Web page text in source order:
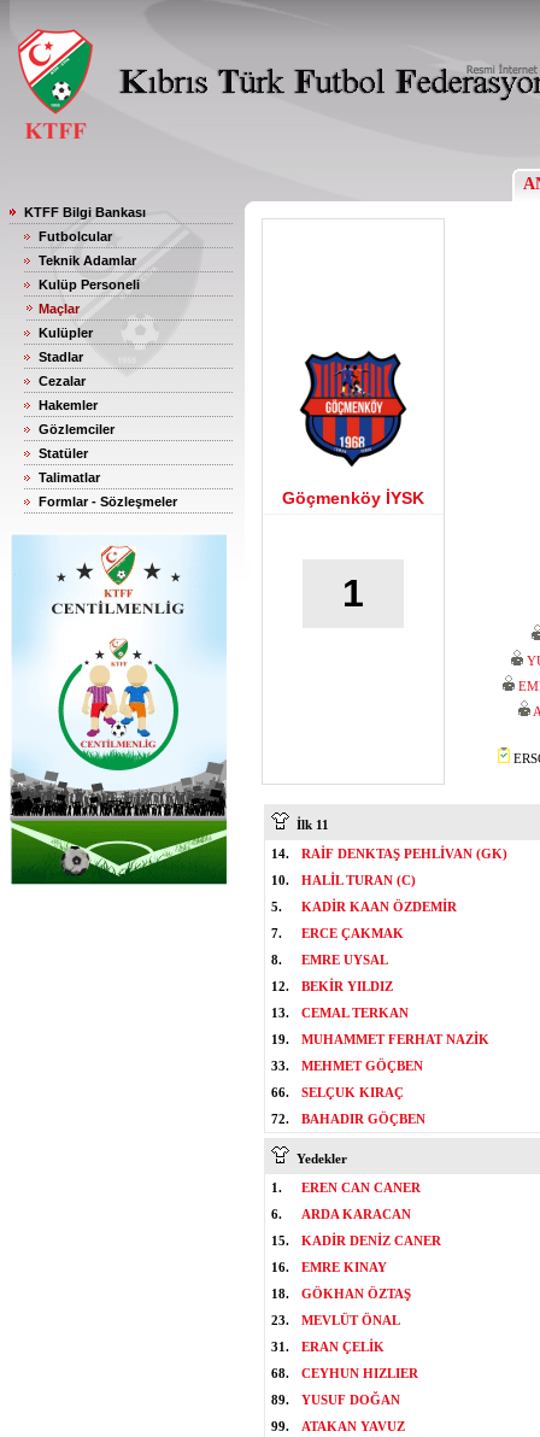
KTFF Bilgi Bankası
Futbolcular
Teknik Adamlar
Kulüp Personeli
Maçlar
Kulüpler
Stadlar
Cezalar
Hakemler
Gözlemciler
Statüler
Talimatlar
Formlar - Sözleşmeler
Göçmenköy İYSK
1
İlk 11
14.
RAİF DENKTAŞ PEHLİVAN (GK)
10.
HALİL TURAN (C)
5.
KADİR KAAN ÖZDEMİR
7.
ERCE ÇAKMAK
8.
EMRE UYSAL
12.
BEKİR YILDIZ
13.
CEMAL TERKAN
19.
MUHAMMET FERHAT NAZİK
33.
MEHMET GÖÇBEN
66.
SELÇUK KIRAÇ
72.
BAHADIR GÖÇBEN
Yedekler
1.
EREN CAN CANER
6.
ARDA KARACAN
15.
KADİR DENİZ CANER
16.
EMRE KINAY
18.
GÖKHAN ÖZTAŞ
23.
MEVLÜT ÖNAL
31.
ERAN ÇELİK
68.
CEYHUN HIZLIER
89.
YUSUF DOĞAN
99.
ATAKAN YAVUZ